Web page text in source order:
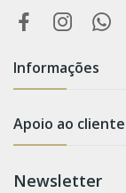
Informações
Apoio ao cliente
Newsletter